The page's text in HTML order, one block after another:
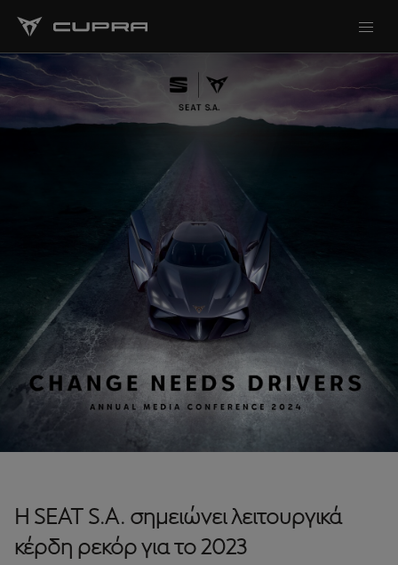
Η SEAT S.A. σημειώνει λειτουργικά
κέρδη ρεκόρ για το 2023